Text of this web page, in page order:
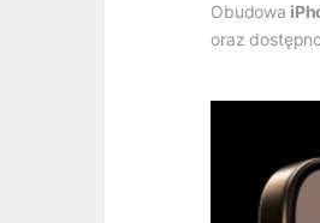
Obudowa
oraz